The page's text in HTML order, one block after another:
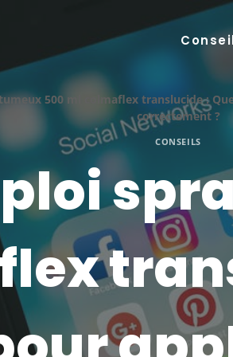
500 ml colmaflex translucide :
correctement ?
CONSEILS